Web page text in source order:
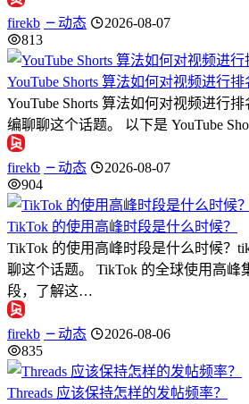
firekb 动态
2026-08-07
813
YouTube Shorts 算法如何对视频进行
YouTube Shorts 算法如何对视频进行
编聊聊这个话题。 以下是 YouTube
firekb 动态
2026-08-07
904
TikTok 的使用高峰时段是什么时候？
TikTok 的使用高峰时段是什么时候？
聊这个话题。 TikTok 的全球使用高峰
段，了解这…
firekb 动态
2026-08-06
835
Threads 应该保持怎样的发帖频率？